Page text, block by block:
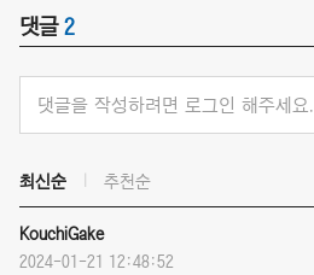
댓글 2
댓글을 작성하려면 로그인 해주세요.
최신순 추천순
KouchiGake
2024-01-21 12:48:52